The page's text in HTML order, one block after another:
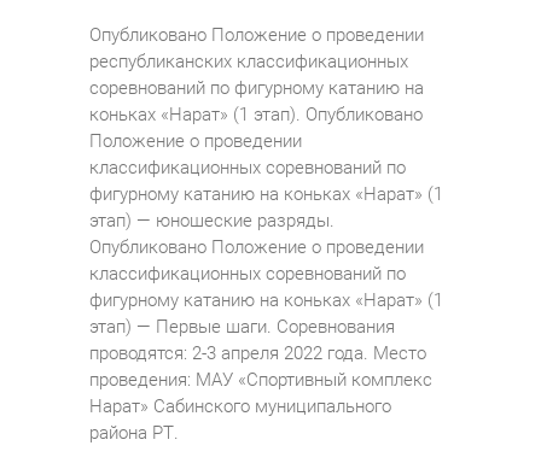
Опубликовано Положение о проведении
республиканских классификационных
соревнований по фигурному катанию на
коньках «Нарат» (1 этап). Опубликовано
Положение о проведении
классификационных соревнований по
фигурному катанию на коньках «Нарат» (1
этап) — юношеские разряды.
Опубликовано Положение о проведении
классификационных соревнований по
фигурному катанию на коньках «Нарат» (1
этап) — Первые шаги. Соревнования
проводятся: 2-3 апреля 2022 года. Место
проведения: МАУ «Спортивный комплекс
Нарат» Сабинского муниципального
района РТ.